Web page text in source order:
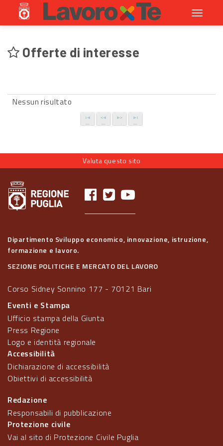
Toggle
Offerte di interesse
Nessun risultato
Valuta questo sito
Dipartimento Sviluppo economico, innovazione, istruzione,
formazione e lavoro.
SEZIONE POLITICHE E MERCATO DEL LAVORO
Corso Sidney Sonnino 177 - 70121 Bari
Eventi e Stampa
Ufficio stampa della Giunta
Press Regione
Logo e identità regionale
Accessibilità
Dichiarazione di accessibilità
Obiettivi di accessibilità
Redazione
Responsabili di pubblicazione
Protezione civile
Vai al sito di Protezione Civile Puglia